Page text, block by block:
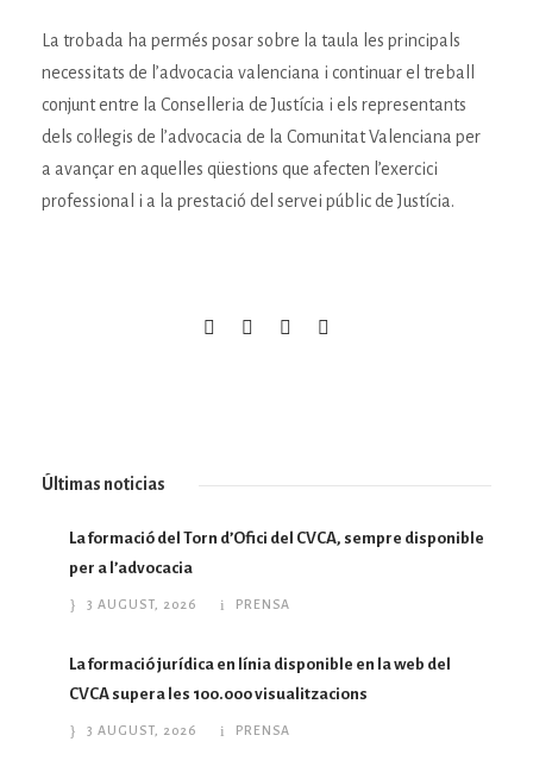
La trobada ha permés posar sobre la taula les principals
necessitats de l’advocacia valenciana i continuar el treball
conjunt entre la Conselleria de Justícia i els representants
dels col·legis de l’advocacia de la Comunitat Valenciana per
a avançar en aquelles qüestions que afecten l’exercici
professional i a la prestació del servei públic de Justícia.
Últimas noticias
La formació del Torn d’Ofici del CVCA, sempre disponible
per a l’advocacia
3 AUGUST, 2026 PRENSA
La formació jurídica en línia disponible en la web del
CVCA supera les 100.000 visualitzacions
3 AUGUST, 2026 PRENSA